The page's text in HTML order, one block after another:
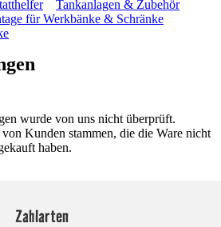
Tankanlagen & Zubehör
für Werkbänke & Schränke
wurde von uns nicht überprüft.
Kunden stammen, die die Ware nicht
haben.
Zahlarten